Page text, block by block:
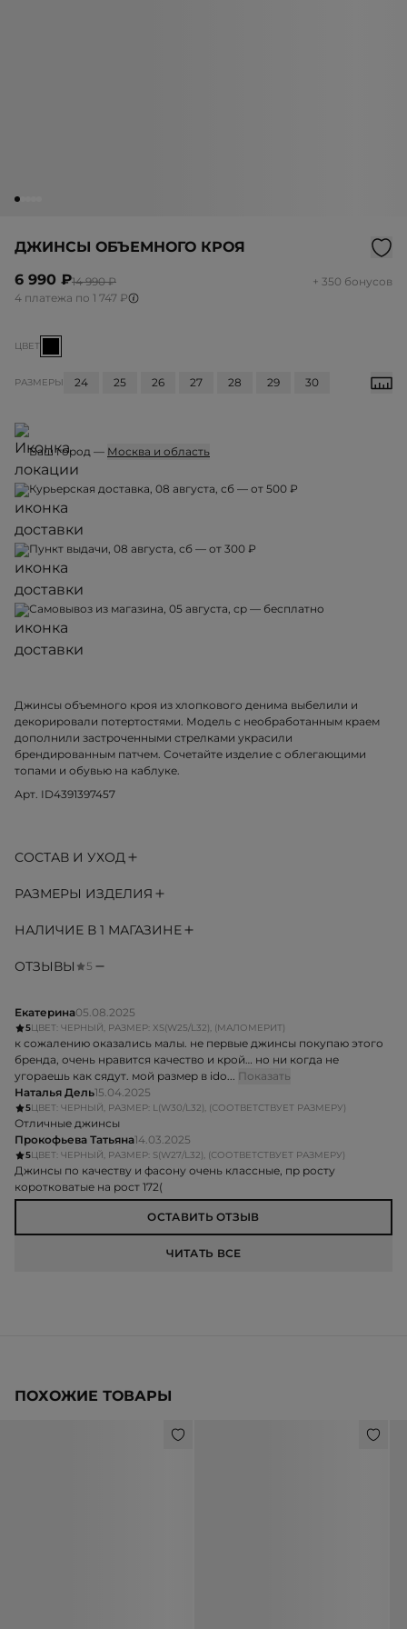
ДЖИНСЫ ОБЪЕМНОГО КРОЯ
6 990 ₽14 990 ₽
+ 350 бонусов
4 платежа по 1 747 ₽
ЦВЕТ
РАЗМЕРЫ 24 25 26 27 28 29 30
Ваш город — Москва и область
Курьерская доставка, 08 августа, сб — от 500 ₽
Пункт выдачи, 08 августа, сб — от 300 ₽
Самовывоз из магазина, 05 августа, ср — бесплатно
Джинсы объемного кроя из хлопкового денима выбелили и
декорировали потертостями. Модель с необработанным краем
дополнили застроченными стрелками украсили
брендированным патчем. Сочетайте изделие с облегающими
топами и обувью на каблуке.
Арт. ID4391397457
СОСТАВ И УХОД
РАЗМЕРЫ ИЗДЕЛИЯ
НАЛИЧИЕ В 1 МАГАЗИНЕ
ОТЗЫВЫ 5
Екатерина05.08.2025
5ЦВЕТ: ЧЕРНЫЙ, РАЗМЕР: XS(W25/L32), (МАЛОМЕРИТ)
к сожалению оказались малы. не первые джинсы покупаю этого
бренда, очень нравится качество и крой… но ни когда не
угораешь как сядут. мой размер в ido... Показать
Наталья Дель15.04.2025
5ЦВЕТ: ЧЕРНЫЙ, РАЗМЕР: L(W30/L32), (СООТВЕТСТВУЕТ РАЗМЕРУ)
Отличные джинсы
Прокофьева Татьяна14.03.2025
5ЦВЕТ: ЧЕРНЫЙ, РАЗМЕР: S(W27/L32), (СООТВЕТСТВУЕТ РАЗМЕРУ)
Джинсы по качеству и фасону очень классные, пр росту
коротковатые на рост 172(
ОСТАВИТЬ ОТЗЫВ
ЧИТАТЬ ВСЕ
ПОХОЖИЕ ТОВАРЫ